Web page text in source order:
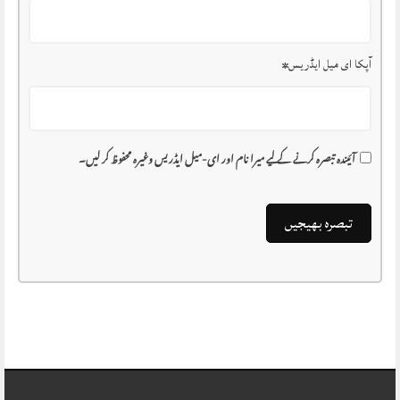
آپکا ای میل ایڈریس*
آئیندہ تبصرہ کرنے کے لیے میرا نام اور ای-میل ایڈریس وغیرہ محفوظ کر لیں۔